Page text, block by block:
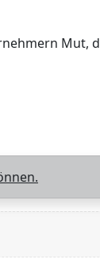
Mut,